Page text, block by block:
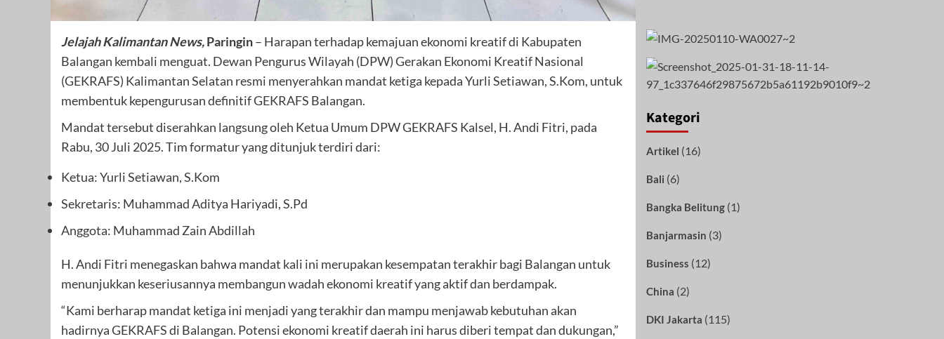
Jelajah Kalimantan News,Paringin– Harapan terhadap kemajuan ekonomi kreatif di Kabupaten
Balangan kembali menguat. Dewan Pengurus Wilayah (DPW) Gerakan Ekonomi Kreatif Nasional
(GEKRAFS) Kalimantan Selatan resmi menyerahkan mandat ketiga kepada Yurli Setiawan, S.Kom, untuk
membentuk kepengurusan definitif GEKRAFS Balangan.
Mandat tersebut diserahkan langsung oleh Ketua Umum DPW GEKRAFS Kalsel, H. Andi Fitri, pada
Rabu, 30 Juli 2025. Tim formatur yang ditunjuk terdiri dari:
Ketua: Yurli Setiawan, S.Kom
Sekretaris: Muhammad Aditya Hariyadi, S.Pd
Anggota: Muhammad Zain Abdillah
H. Andi Fitri menegaskan bahwa mandat kali ini merupakan kesempatan terakhir bagi Balangan untuk
menunjukkan keseriusannya membangun wadah ekonomi kreatif yang aktif dan berdampak.
“Kami berharap mandat ketiga ini menjadi yang terakhir dan mampu menjawab kebutuhan akan
hadirnya GEKRAFS di Balangan. Potensi ekonomi kreatif daerah ini harus diberi tempat dan dukungan,”
Kategori
Artikel (16)
Bali (6)
Bangka Belitung(1)
Banjarmasin (3)
Business (12)
China (2)
DKI Jakarta (115)